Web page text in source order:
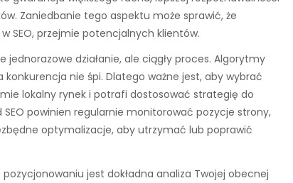
Zaniedbanie tego aspektu może sprawić, że
SEO, przejmie potencjalnych klientów.
jednorazowe działanie, ale ciągły proces. Algorytmy
konkurencja nie śpi. Dlatego ważne jest, aby wybrać
lokalny rynek i potrafi dostosować strategię do
powinien regularnie monitorować pozycje strony,
optymalizacje, aby utrzymać lub poprawić
jest dokładna analiza Twojej obecnej